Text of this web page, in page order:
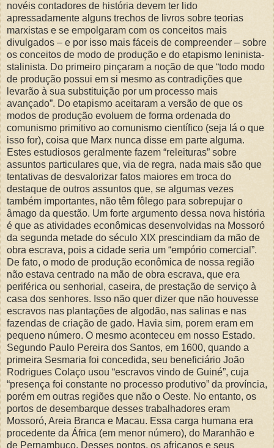
novéis contadores de história devem ter lido
apressadamente alguns trechos de livros sobre teorias
marxistas e se empolgaram com os conceitos mais
divulgados – e por isso mais fáceis de compreender – sobre
os conceitos de modo de produção e do etapismo leninista-
stalinista. Do primeiro pinçaram a noção de que “todo modo
de produção possui em si mesmo as contradições que
levarão à sua substituição por um processo mais
avançado”. Do etapismo aceitaram a versão de que os
modos de produção evoluem de forma ordenada do
comunismo primitivo ao comunismo científico (seja lá o que
isso for), coisa que Marx nunca disse em parte alguma.
Estes estudiosos geralmente fazem “releituras” sobre
assuntos particulares que, via de regra, nada mais são que
tentativas de desvalorizar fatos maiores em troca do
destaque de outros assuntos que, se algumas vezes
também importantes, não têm fôlego para sobrepujar o
âmago da questão. Um forte argumento dessa nova história
é que as atividades econômicas desenvolvidas na Mossoró
da segunda metade do século XIX prescindiam da mão de
obra escrava, pois a cidade seria um “empório comercial”.
De fato, o modo de produção econômica de nossa região
não estava centrado na mão de obra escrava, que era
periférica ou senhorial, caseira, de prestação de serviço à
casa dos senhores. Isso não quer dizer que não houvesse
escravos nas plantações de algodão, nas salinas e nas
fazendas de criação de gado. Havia sim, porem eram em
pequeno número. O mesmo aconteceu em nosso Estado.
Segundo Paulo Pereira dos Santos, em 1600, quando a
primeira Sesmaria foi concedida, seu beneficiário João
Rodrigues Colaço usou “escravos vindo de Guiné”, cuja
“presença foi constante no processo produtivo” da província,
porém em outras regiões que não o Oeste. No entanto, os
portos de desembarque desses trabalhadores eram
Mossoró, Areia Branca e Macau. Essa carga humana era
procedente da África (em menor número), do Maranhão e
de Pernambuco. Desses pontos, os africanos e seus